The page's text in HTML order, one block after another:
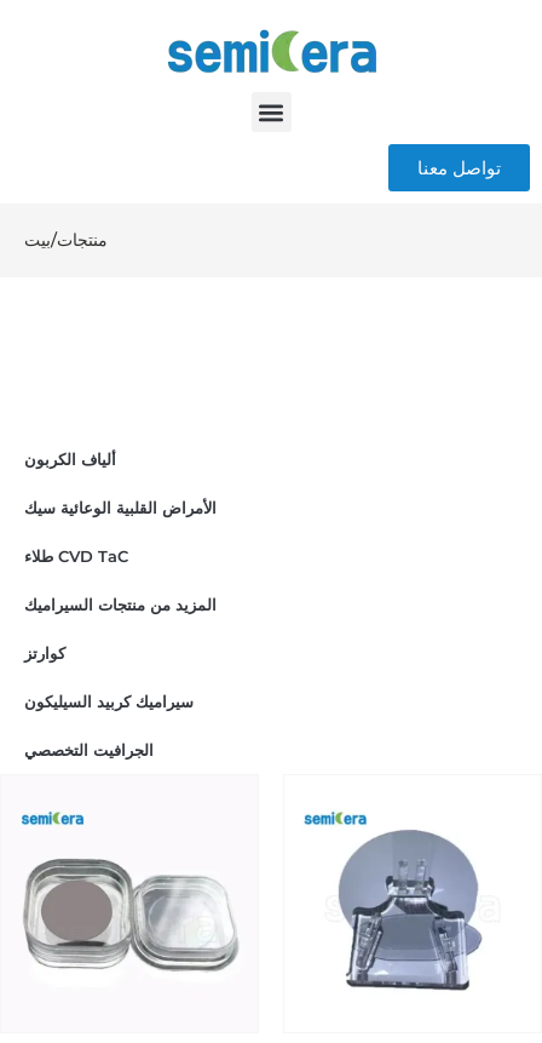
تواصل معنا
بيت/منتجات
ألياف الكربون
الأمراض القلبية الوعائية سيك
طلاء CVD TaC
المزيد من منتجات السيراميك
كوارتز
سيراميك كربيد السيليكون
الجرافيت التخصصي